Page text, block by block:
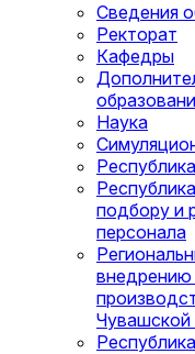
Сведения
Ректорат
Кафедры
Наука
подбору и
персонала
внедрению
Чувашской